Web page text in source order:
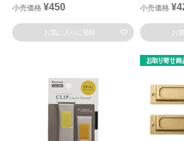
小売価格 ¥450
お気に入りに登録
小売価格
お